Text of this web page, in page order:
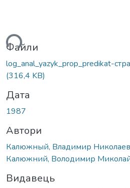
Файли
log_anal_yazyk_prop_predikat-
(316,4 KB)
Дата
1987
Автори
Калюжный, Владимир
Калюжний, Володимир
Видавець